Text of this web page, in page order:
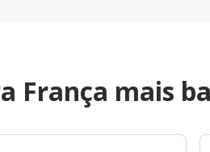
França mais